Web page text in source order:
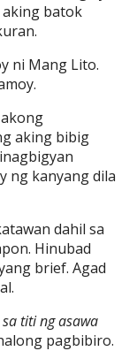
aking batok
ni Mang Lito.
aking bibig
ng kanyang dila
dahil sa
Hinubad
brief. Agad
titi ng asawa
pagbibiro.